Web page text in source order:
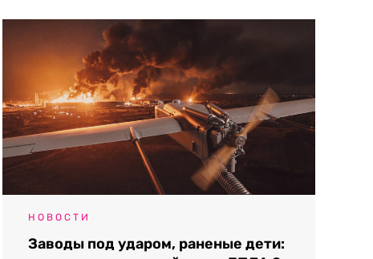
НОВОСТИ
Заводы под ударом, раненые дети: